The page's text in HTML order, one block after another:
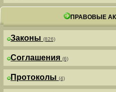
ПРАВОВЫЕ
Законы (826)
Соглашения (6)
Протоколы (4)